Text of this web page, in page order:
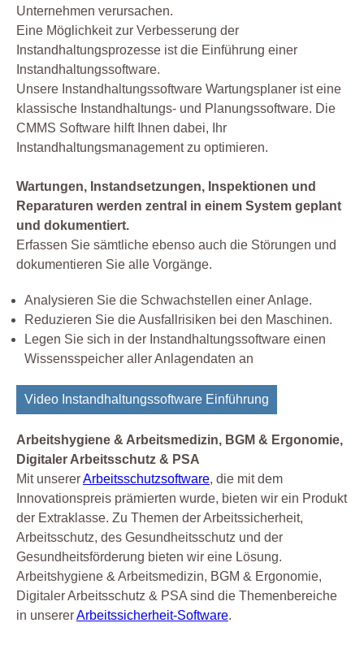
Unternehmen verursachen.
Eine Möglichkeit zur Verbesserung der
Instandhaltungsprozesse ist die Einführung einer
Instandhaltungssoftware.
Unsere Instandhaltungssoftware Wartungsplaner ist eine
klassische Instandhaltungs- und Planungssoftware. Die
CMMS Software hilft Ihnen dabei, Ihr
Instandhaltungsmanagement zu optimieren.
Wartungen, Instandsetzungen, Inspektionen und
Reparaturen werden zentral in einem System geplant
und dokumentiert.
Erfassen Sie sämtliche ebenso auch die Störungen und
dokumentieren Sie alle Vorgänge.
Analysieren Sie die Schwachstellen einer Anlage.
Reduzieren Sie die Ausfallrisiken bei den Maschinen.
Legen Sie sich in der Instandhaltungssoftware einen
Wissensspeicher aller Anlagendaten an
Video Instandhaltungssoftware Einführung
Arbeitshygiene & Arbeitsmedizin, BGM & Ergonomie,
Digitaler Arbeitsschutz & PSA
Mit unsererArbeitsschutzsoftware, die mit dem
Innovationspreis prämierten wurde, bieten wir ein Produkt
der Extraklasse. Zu Themen der Arbeitssicherheit,
Arbeitsschutz, des Gesundheitsschutz und der
Gesundheitsförderung bieten wir eine Lösung.
Arbeitshygiene & Arbeitsmedizin, BGM & Ergonomie,
Digitaler Arbeitsschutz & PSA sind die Themenbereiche
in unsererArbeitssicherheit-Software.